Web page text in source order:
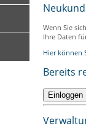
Wenn Sie
Ihre Daten
Hier können
Bereits